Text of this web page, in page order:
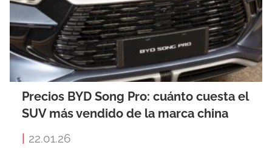
Precios BYD Song Pro: cuánto cuesta el
SUV más vendido de la marca china
22.01.26